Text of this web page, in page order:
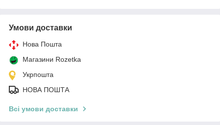
Умови доставки
Нова Пошта
Магазини Rozetka
Укрпошта
НОВА ПОШТА
Всі умови доставки